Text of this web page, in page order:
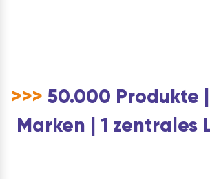
>>> 50.000 Produkte
Marken | 1 zentrales